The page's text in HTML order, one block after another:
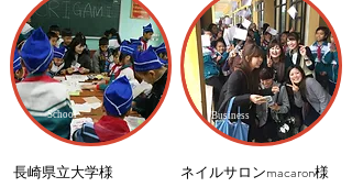
School Business
長崎県立大学様 ネイルサロンmacaron様